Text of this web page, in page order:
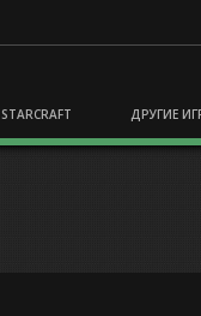
STARCRAFT ДРУГИЕ